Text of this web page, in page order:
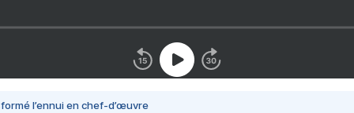
l’ennui en chef-d’œuvre